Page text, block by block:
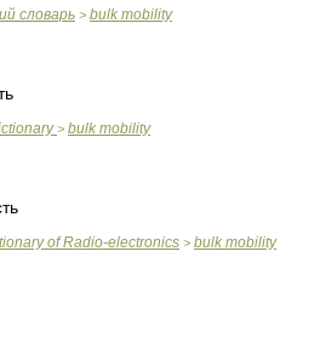
словарь > bulk mobility
> bulk mobility
of Radio-electronics > bulk mobility